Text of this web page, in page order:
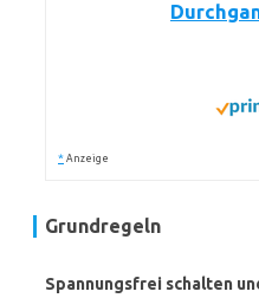
* Anzeige
Grundregeln
Spannungsfrei schalten